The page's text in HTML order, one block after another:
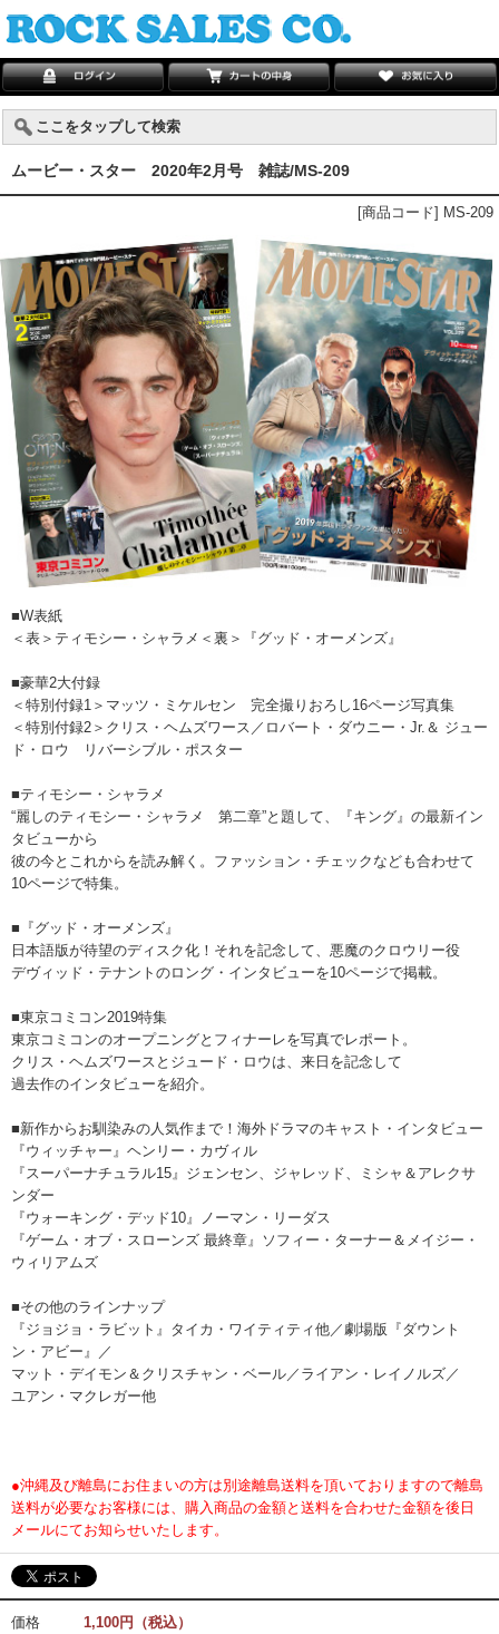
ここをタップして検索
ムービー・スター 2020年2月号 雑誌/MS-209
[商品コード] MS-209
■W表紙
＜表＞ティモシー・シャラメ＜裏＞『グッド・オーメンズ』
■豪華2大付録
＜特別付録1＞マッツ・ミケルセン 完全撮りおろし16ページ写真集
＜特別付録2＞クリス・ヘムズワース／ロバート・ダウニー・Jr.＆ ジュー
ド・ロウ リバーシブル・ポスター
■ティモシー・シャラメ
“麗しのティモシー・シャラメ 第二章”と題して、『キング』の最新イン
タビューから
彼の今とこれからを読み解く。ファッション・チェックなども合わせて
10ページで特集。
■『グッド・オーメンズ』
日本語版が待望のディスク化！それを記念して、悪魔のクロウリー役
デヴィッド・テナントのロング・インタビューを10ページで掲載。
■東京コミコン2019特集
東京コミコンのオープニングとフィナーレを写真でレポート。
クリス・ヘムズワースとジュード・ロウは、来日を記念して
過去作のインタビューを紹介。
■新作からお馴染みの人気作まで！海外ドラマのキャスト・インタビュー
『ウィッチャー』ヘンリー・カヴィル
『スーパーナチュラル15』ジェンセン、ジャレッド、ミシャ＆アレクサ
ンダー
『ウォーキング・デッド10』ノーマン・リーダス
『ゲーム・オブ・スローンズ 最終章』ソフィー・ターナー＆メイジー・
ウィリアムズ
■その他のラインナップ
『ジョジョ・ラビット』タイカ・ワイティティ他／劇場版『ダウント
ン・アビー』／
マット・デイモン＆クリスチャン・ベール／ライアン・レイノルズ／
ユアン・マクレガー他
●沖縄及び離島にお住まいの方は別途離島送料を頂いておりますので離島
送料が必要なお客様には、購入商品の金額と送料を合わせた金額を後日
メールにてお知らせいたします。
価格 1,100円（税込）